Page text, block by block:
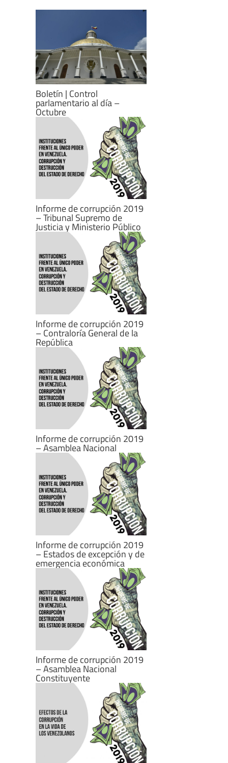
Boletín | Control
parlamentario al día –
Octubre
Informe de corrupción 2019
– Tribunal Supremo de
Justicia y Ministerio Público
Informe de corrupción 2019
– Contraloría General de la
República
Informe de corrupción 2019
– Asamblea Nacional
Informe de corrupción 2019
– Estados de excepción y de
emergencia económica
Informe de corrupción 2019
– Asamblea Nacional
Constituyente